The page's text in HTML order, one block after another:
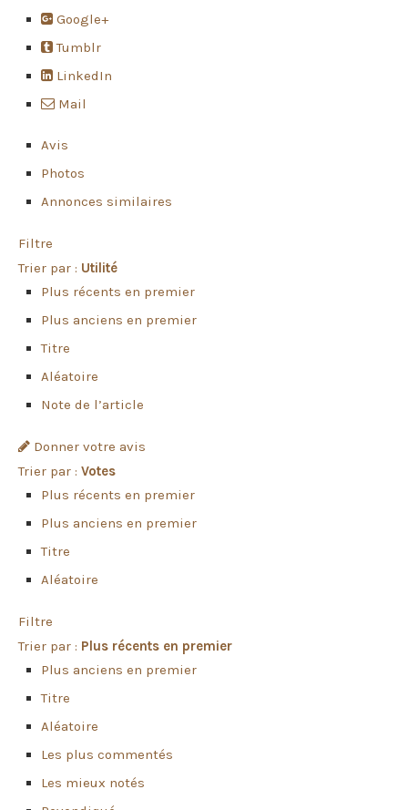
Google+
Tumblr
LinkedIn
Mail
Avis
Photos
Annonces similaires
Filtre
Trier par : Utilité
Plus récents en premier
Plus anciens en premier
Titre
Aléatoire
Note de l’article
Donner votre avis
Trier par : Votes
Plus récents en premier
Plus anciens en premier
Titre
Aléatoire
Filtre
Trier par : Plus récents en premier
Plus anciens en premier
Titre
Aléatoire
Les plus commentés
Les mieux notés